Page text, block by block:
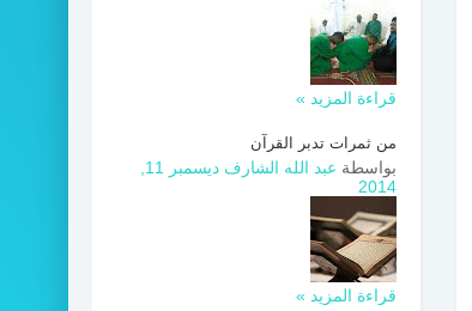
قراءة المزيد »
من ثمرات تدبر القرآن
بواسطة عبد الله الشارف
2014
قراءة المزيد »